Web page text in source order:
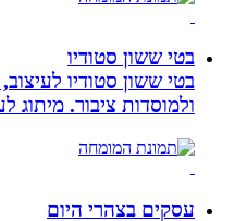
בטי ששון סטודיו
ולמוסדות ציבור. מיתוג
עסקים בצהרי היום